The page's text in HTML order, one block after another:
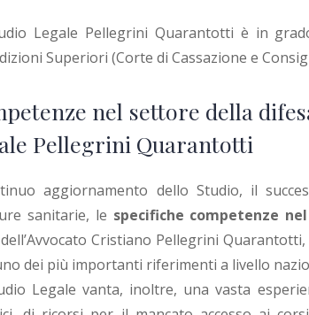
Legale Pellegrini Quarantotti è in
Superiori (Corte di Cassazione e
nel settore della
Pellegrini Quarantotti
aggiornamento dello Studio, il
sanitarie, le specifiche competenze
Cristiano Pellegrini
dei più importanti riferimenti a livello
Legale vanta, inoltre, una vasta